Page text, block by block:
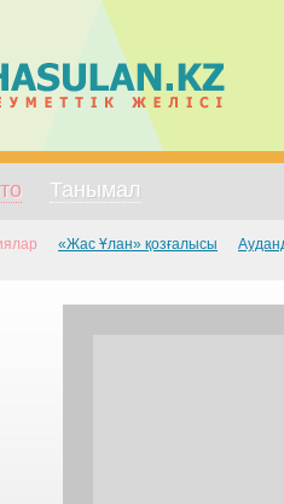
Танымал
«Жас Ұлан» қозғалысы